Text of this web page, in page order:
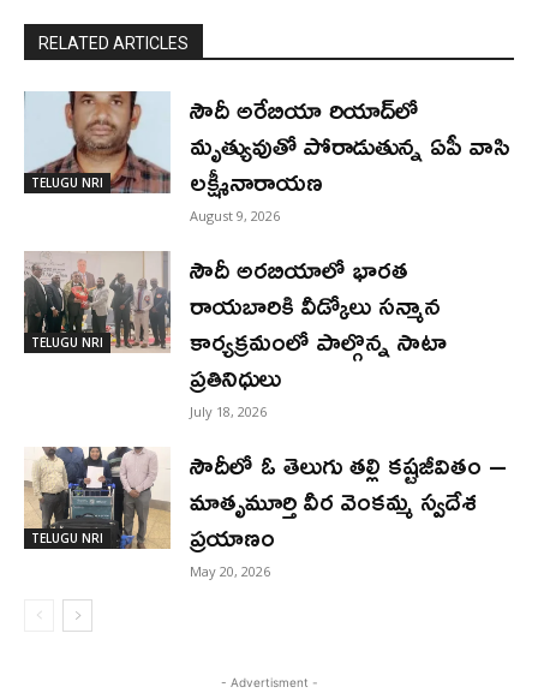
RELATED ARTICLES
TELUGU NRI
సౌదీ అరేబియా రియాద్‌లో
మృత్యువుతో పోరాడుతున్న ఏపీ వాసి
లక్ష్మీనారాయణ
August 9, 2026
TELUGU NRI
సౌదీ అరబియాలో భారత
రాయబారికి వీడ్కోలు సన్మాన
కార్యక్రమంలో పాల్గొన్న సాటా
ప్రతినిధులు
July 18, 2026
TELUGU NRI
సౌదీలో ఓ తెలుగు తల్లి కష్టజీవితం –
మాతృమూర్తి వీర వెంకమ్మ స్వదేశ
ప్రయాణం
May 20, 2026
- Advertisment -